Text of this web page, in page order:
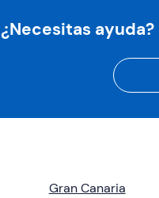
¿Necesitas ayuda?
Gran Canaria